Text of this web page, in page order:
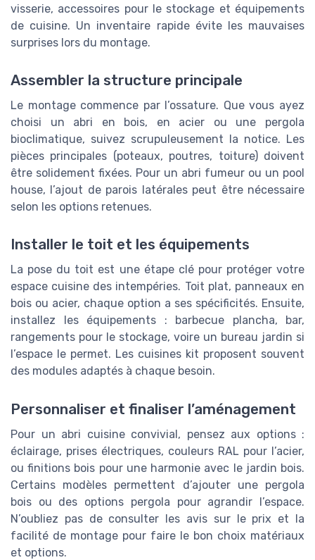
visserie, accessoires pour le stockage et équipements
de cuisine. Un inventaire rapide évite les mauvaises
surprises lors du montage.
Assembler la structure principale
Le montage commence par l’ossature. Que vous ayez
choisi un abri en bois, en acier ou une pergola
bioclimatique, suivez scrupuleusement la notice. Les
pièces principales (poteaux, poutres, toiture) doivent
être solidement fixées. Pour un abri fumeur ou un pool
house, l’ajout de parois latérales peut être nécessaire
selon les options retenues.
Installer le toit et les équipements
La pose du toit est une étape clé pour protéger votre
espace cuisine des intempéries. Toit plat, panneaux en
bois ou acier, chaque option a ses spécificités. Ensuite,
installez les équipements : barbecue plancha, bar,
rangements pour le stockage, voire un bureau jardin si
l’espace le permet. Les cuisines kit proposent souvent
des modules adaptés à chaque besoin.
Personnaliser et finaliser l’aménagement
Pour un abri cuisine convivial, pensez aux options :
éclairage, prises électriques, couleurs RAL pour l’acier,
ou finitions bois pour une harmonie avec le jardin bois.
Certains modèles permettent d’ajouter une pergola
bois ou des options pergola pour agrandir l’espace.
N’oubliez pas de consulter les avis sur le prix et la
facilité de montage pour faire le bon choix matériaux
et options.